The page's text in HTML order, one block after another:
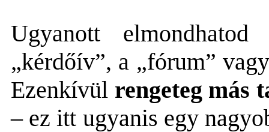
Ugyanott
„kérdőív”, a „fórum”
Ezenkívül rengeteg más
– ez itt ugyanis egy